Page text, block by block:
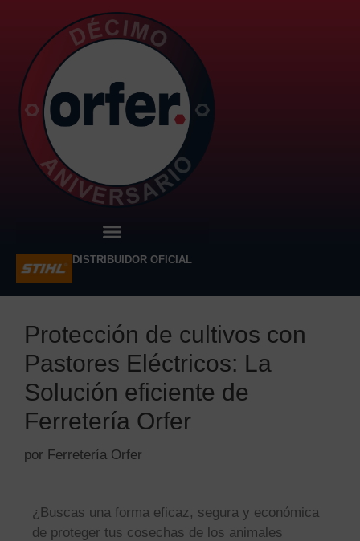
DISTRIBUIDOR OFICIAL
Protección de cultivos con
Pastores Eléctricos: La
Solución eficiente de
Ferretería Orfer
por Ferretería Orfer
¿Buscas una forma eficaz, segura y económica
de proteger tus cosechas de los animales